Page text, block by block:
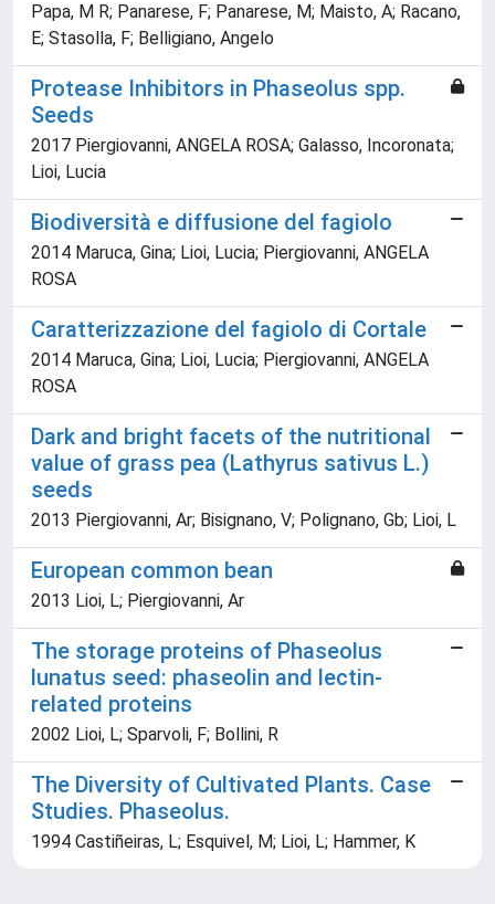
Papa, M R; Panarese, F; Panarese, M; Maisto, A; Racano,
E; Stasolla, F; Belligiano, Angelo
Protease Inhibitors in Phaseolus spp.
Seeds
2017 Piergiovanni, ANGELA ROSA; Galasso, Incoronata;
Lioi, Lucia
Biodiversità e diffusione del fagiolo
2014 Maruca, Gina; Lioi, Lucia; Piergiovanni, ANGELA
ROSA
Caratterizzazione del fagiolo di Cortale
2014 Maruca, Gina; Lioi, Lucia; Piergiovanni, ANGELA
ROSA
Dark and bright facets of the nutritional
value of grass pea (Lathyrus sativus L.)
seeds
2013 Piergiovanni, Ar; Bisignano, V; Polignano, Gb; Lioi, L
European common bean
2013 Lioi, L; Piergiovanni, Ar
The storage proteins of Phaseolus
lunatus seed: phaseolin and lectin-
related proteins
2002 Lioi, L; Sparvoli, F; Bollini, R
The Diversity of Cultivated Plants. Case
Studies. Phaseolus.
1994 Castiñeiras, L; Esquivel, M; Lioi, L; Hammer, K